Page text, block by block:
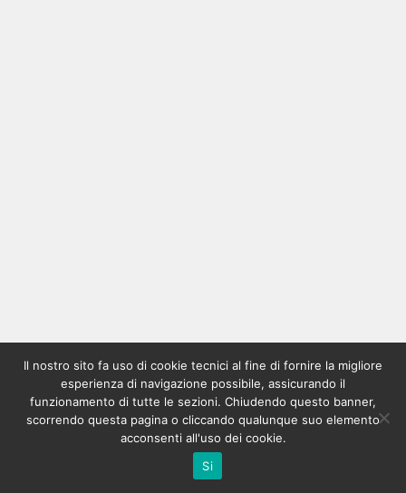
Il nostro sito fa uso di cookie tecnici al fine di fornire la migliore
esperienza di navigazione possibile, assicurando il
funzionamento di tutte le sezioni. Chiudendo questo banner,
scorrendo questa pagina o cliccando qualunque suo elemento
acconsenti all'uso dei cookie.
Si